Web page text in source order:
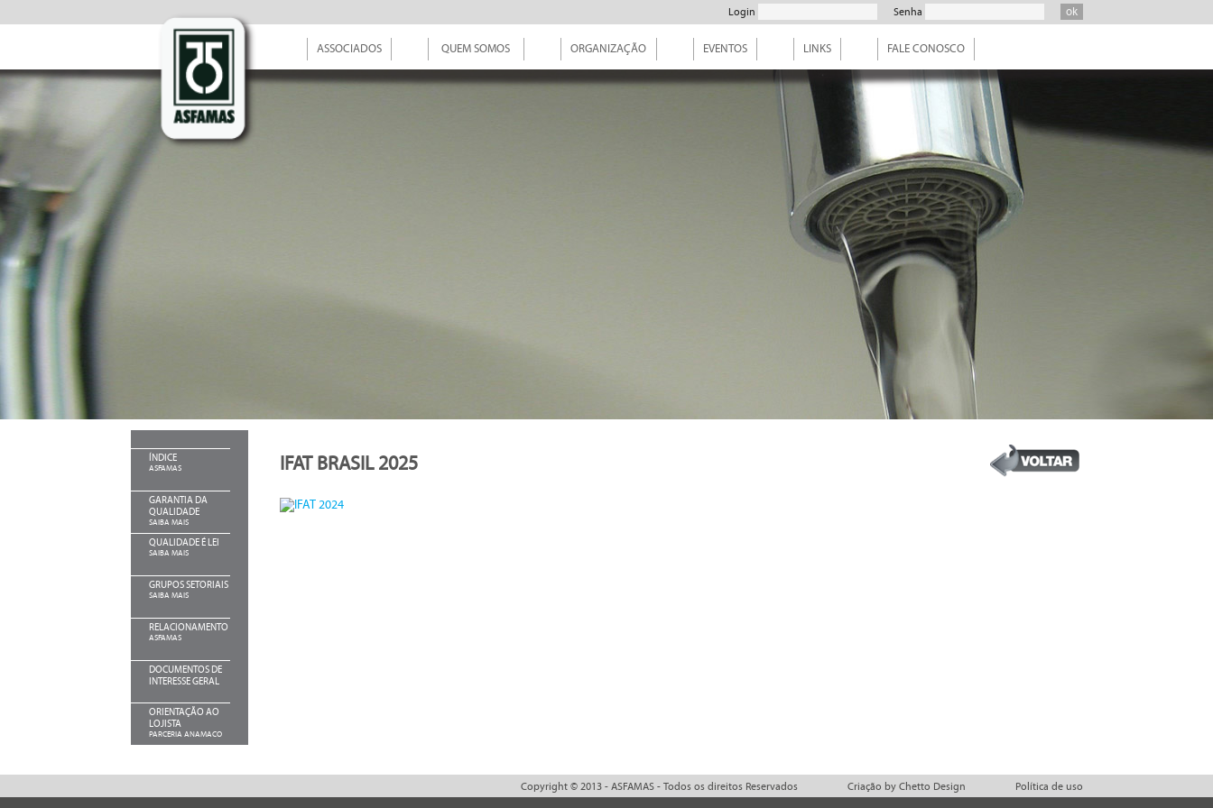
Login Senha
ASSOCIADOS QUEM SOMOS ORGANIZAÇÃO EVENTOS LINKS FALE CONOSCO
ÍNDICE
ASFAMAS
GARANTIA DA
QUALIDADE
SAIBA MAIS
QUALIDADE É LEI
SAIBA MAIS
GRUPOS SETORIAIS
SAIBA MAIS
RELACIONAMENTO
ASFAMAS
DOCUMENTOS DE
INTERESSE GERAL
ORIENTAÇÃO AO
LOJISTA
PARCERIA ANAMACO
IFAT BRASIL 2025
Copyright © 2013 - ASFAMAS - Todos os direitos Reservados Criação by Chetto Design Política de uso